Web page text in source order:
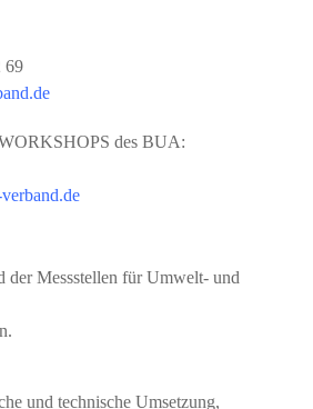
69
des BUA:
de
der Messstellen für Umwelt- und
und technische Umsetzung,